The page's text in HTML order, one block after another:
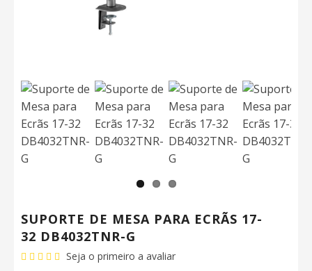
SUPORTE DE MESA PARA ECRÃS 17-
32 DB4032TNR-G
Seja o primeiro a avaliar